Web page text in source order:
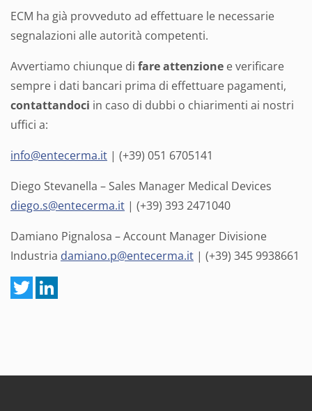
ECM ha già provveduto ad effettuare le necessarie
segnalazioni alle autorità competenti.
Avvertiamo chiunque di fare attenzione e verificare
sempre i dati bancari prima di effettuare pagamenti,
contattandoci in caso di dubbi o chiarimenti ai nostri
uffici a:
info@entecerma.it | (+39) 051 6705141
Diego Stevanella – Sales Manager Medical Devices
diego.s@entecerma.it | (+39) 393 2471040
Damiano Pignalosa – Account Manager Divisione
Industria damiano.p@entecerma.it | (+39) 345 9938661